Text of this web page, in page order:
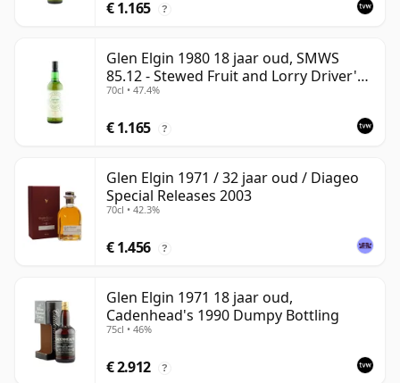
€ 1.165 ?
Glen Elgin 1980 18 jaar oud, SMWS
85.12 - Stewed Fruit and Lorry Driver's
Black Tea
70cl • 47.4%
€ 1.165 ?
Glen Elgin 1971 / 32 jaar oud / Diageo
Special Releases 2003
70cl • 42.3%
€ 1.456 ?
Glen Elgin 1971 18 jaar oud,
Cadenhead's 1990 Dumpy Bottling
75cl • 46%
€ 2.912 ?